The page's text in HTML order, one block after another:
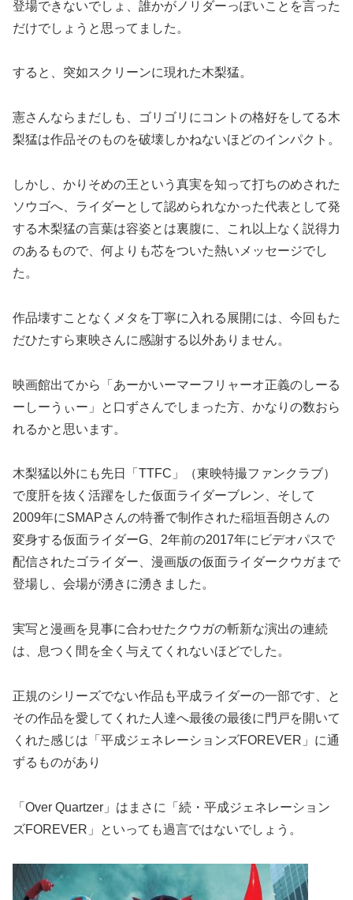
登場できないでしょ、誰かがノリダーっぽいことを言った
だけでしょうと思ってました。
すると、突如スクリーンに現れた木梨猛。
憲さんならまだしも、ゴリゴリにコントの格好をしてる木
梨猛は作品そのものを破壊しかねないほどのインパクト。
しかし、かりそめの王という真実を知って打ちのめされた
ソウゴへ、ライダーとして認められなかった代表として発
する木梨猛の言葉は容姿とは裏腹に、これ以上なく説得力
のあるもので、何よりも芯をついた熱いメッセージでし
た。
作品壊すことなくメタを丁寧に入れる展開には、今回もた
だひたすら東映さんに感謝する以外ありません。
映画館出てから「あーかいーマーフリャーオ正義のしーる
ーしーうぃー」と口ずさんでしまった方、かなりの数おら
れるかと思います。
木梨猛以外にも先日「TTFC」（東映特撮ファンクラブ）
で度肝を抜く活躍をした仮面ライダーブレン、そして
2009年にSMAPさんの特番で制作された稲垣吾朗さんの
変身する仮面ライダーG、2年前の2017年にビデオパスで
配信されたゴライダー、漫画版の仮面ライダークウガまで
登場し、会場が湧きに湧きました。
実写と漫画を見事に合わせたクウガの斬新な演出の連続
は、息つく間を全く与えてくれないほどでした。
正規のシリーズでない作品も平成ライダーの一部です、と
その作品を愛してくれた人達へ最後の最後に門戸を開いて
くれた感じは「平成ジェネレーションズFOREVER」に通
ずるものがあり
「Over Quartzer」はまさに「続・平成ジェネレーション
ズFOREVER」といっても過言ではないでしょう。